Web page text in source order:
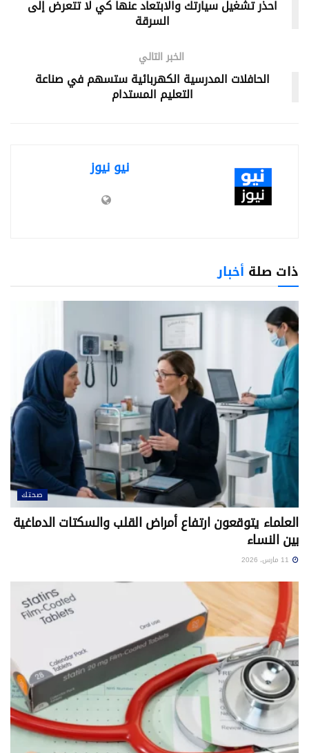
احذر تشغيل سيارتك والابتعاد عنها كي لا تتعرض إلى
السرقة
الخبر التالي
الحافلات المدرسية الكهربائية ستسهم في صناعة
التعليم المستدام
نيو نيوز
ذات صلة أخبار
صحتك
العلماء يتوقعون ارتفاع أمراض القلب والسكتات الدماغية
بين النساء